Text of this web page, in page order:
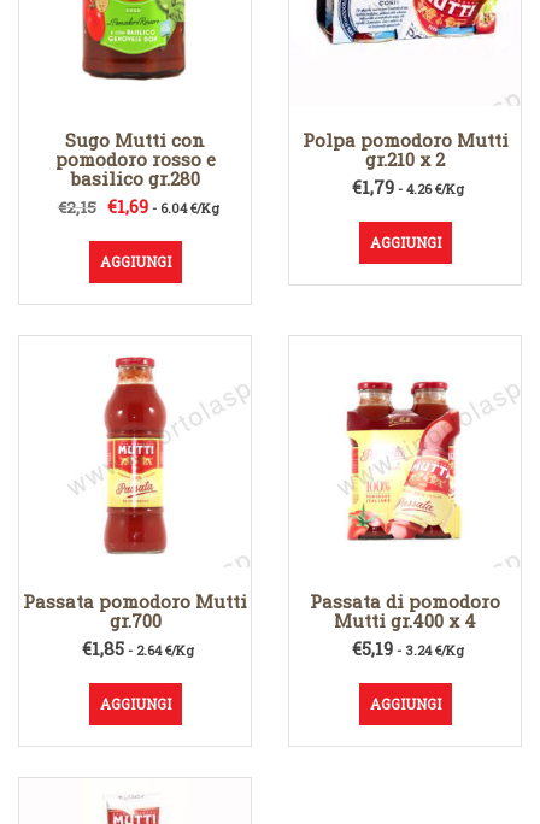
Sugo Mutti con
pomodoro rosso e
basilico gr.280
€2,15 Il
originale
era:
€2,15.
€1,69Il
attuale
è:
€1,69.
- 6.04 €/Kg
AGGIUNGI
Polpa pomodoro Mutti
gr.210 x 2
€1,79 - 4.26 €/Kg
AGGIUNGI
Passata pomodoro Mutti
gr.700
€1,85 - 2.64 €/Kg
AGGIUNGI
Passata di pomodoro
Mutti gr.400 x 4
€5,19 - 3.24 €/Kg
AGGIUNGI